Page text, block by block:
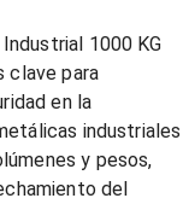
1000 KG
clave para
en la
industriales
y pesos,
del